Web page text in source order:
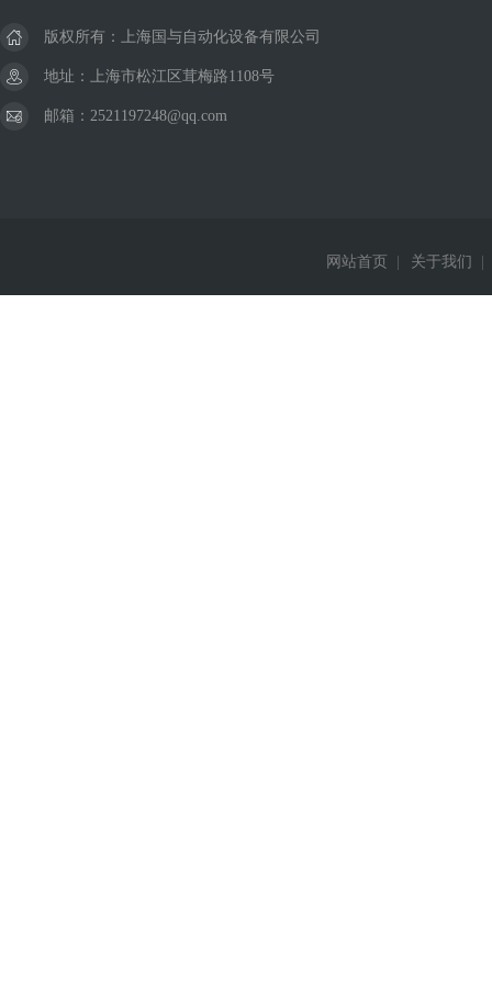
版权所有：上海国与自动化设备有限公司
地址：上海市松江区茸梅路1108号
邮箱：2521197248@qq.com
网站首页 关于我们